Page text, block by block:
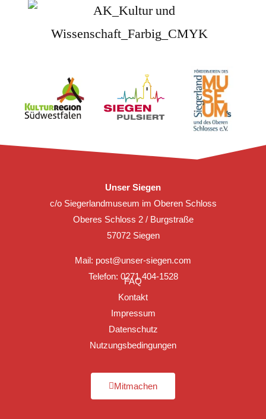
Unser Siegen
c/o Siegerlandmuseum im Oberen Schloss
Oberes Schloss 2 / Burgstraße
57072 Siegen
Mail: post@unser-siegen.com
Telefon: 0271 404-1528
FAQ
Kontakt
Impressum
Datenschutz
Nutzungsbedingungen
Mitmachen